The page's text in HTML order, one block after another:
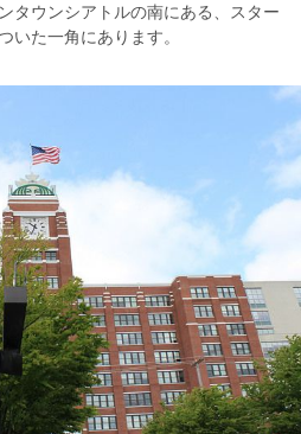
タウンシアトルの南にある、スター
いた一角にあります。